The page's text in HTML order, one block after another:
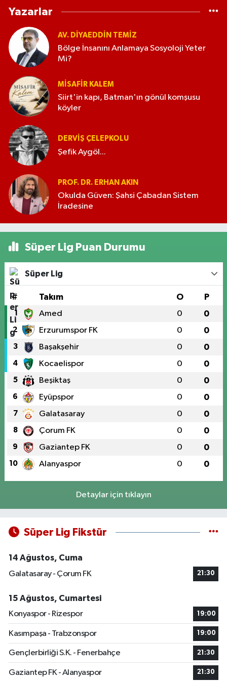
Yazarlar
AV. DIYAEDDIN TEMIZ
Bölge İnsanını Anlamaya Sosyoloji Yeter
Mi?
MISAFIR KALEM
Siirt'in kapı, Batman'ın gönül komşusu
köyler
DERVIŞ ÇELEPKOLU
Şefik Aygöl...
PROF. DR. ERHAN AKIN
Okulda Güven: Şahsi Çabadan Sistem
İradesine
Süper Lig Puan Durumu
Süper Lig
# Takım O P
1 Amed 0 0
2 Erzurumspor FK 0 0
3 Başakşehir 0 0
4 Kocaelispor 0 0
5 Beşiktaş 0 0
6 Eyüpspor 0 0
7 Galatasaray 0 0
8 Çorum FK 0 0
9 Gaziantep FK 0 0
10 Alanyaspor 0 0
Detaylar için tıklayın
Süper Lig Fikstür
14 Ağustos, Cuma
Galatasaray - Çorum FK
21:30
15 Ağustos, Cumartesi
Konyaspor - Rizespor
19:00
Kasımpaşa - Trabzonspor 19:00
Gençlerbirliği S.K. - Fenerbahçe 21:30
Gaziantep FK - Alanyaspor 21:30